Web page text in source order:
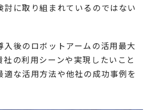
討に取り組まれているのではない
入後のロボットアームの活用最大
社の利用シーンや実現したいこと
適な活用方法や他社の成功事例を